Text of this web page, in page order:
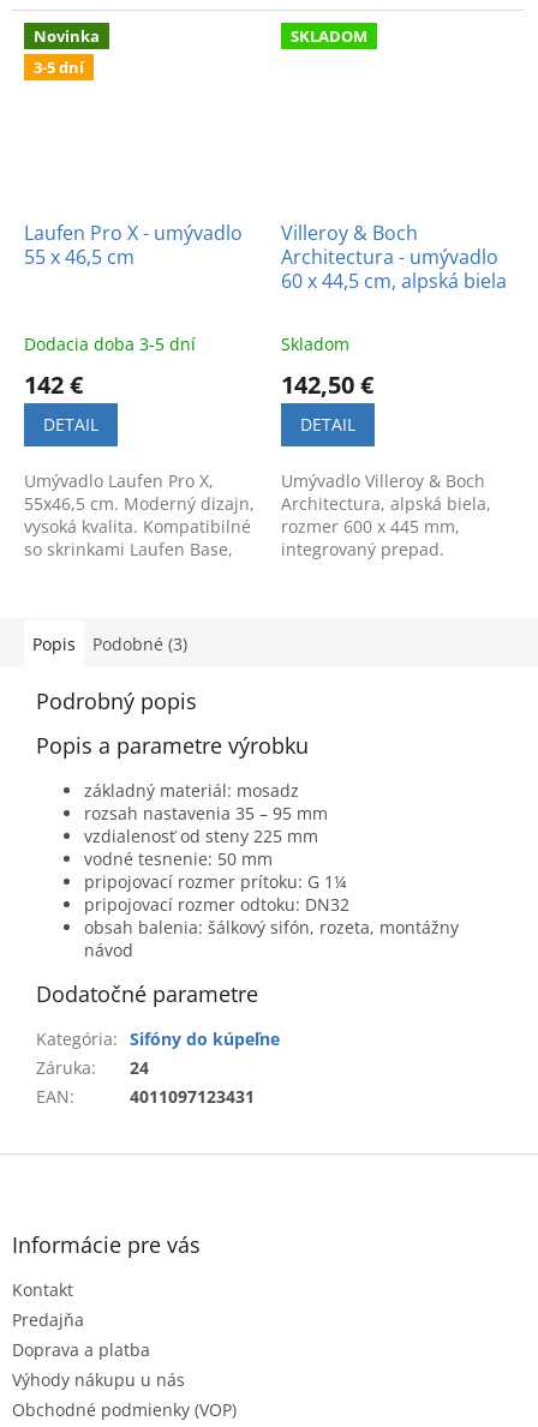
Novinka
3-5 dní
Laufen Pro X - umývadlo
55 x 46,5 cm
Dodacia doba 3-5 dní
142 €
DETAIL
Umývadlo Laufen Pro X,
55x46,5 cm. Moderný dizajn,
vysoká kvalita. Kompatibilné
so skrinkami Laufen Base,
SKLADOM
Villeroy & Boch
Architectura - umývadlo
60 x 44,5 cm, alpská biela
Skladom
142,50 €
DETAIL
Umývadlo Villeroy & Boch
Architectura, alpská biela,
rozmer 600 x 445 mm,
integrovaný prepad.
Popis Podobné (3)
Podrobný popis
Popis a parametre výrobku
základný materiál: mosadz
rozsah nastavenia 35 – 95 mm
vzdialenosť od steny 225 mm
vodné tesnenie: 50 mm
pripojovací rozmer prítoku: G 1¼
pripojovací rozmer odtoku: DN32
obsah balenia: šálkový sifón, rozeta, montážny
návod
Dodatočné parametre
Kategória: Sifóny do kúpeľne
Záruka:
24
EAN: 4011097123431
Z
Informácie pre vás
Kontakt
Predajňa
Doprava a platba
Výhody nákupu u nás
Obchodné podmienky (VOP)